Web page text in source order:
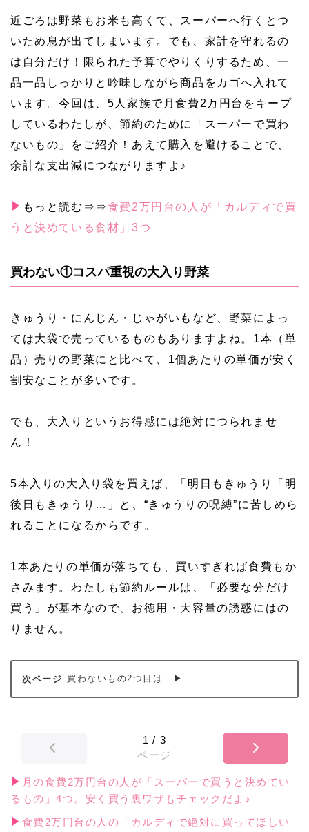
近ごろは野菜もお米も高くて、スーパーへ行くとつ
いため息が出てしまいます。でも、家計を守れるの
は自分だけ！限られた予算でやりくりするため、一
品一品しっかりと吟味しながら商品をカゴへ入れて
います。今回は、5人家族で月食費2万円台をキープ
しているわたしが、節約のために「スーパーで買わ
ないもの」をご紹介！あえて購入を避けることで、
余計な支出減につながりますよ♪
もっと読む⇒⇒食費2万円台の人が「カルディで買
うと決めている食材」3つ
買わない①コスパ重視の大入り野菜
きゅうり・にんじん・じゃがいもなど、野菜によっ
ては大袋で売っているものもありますよね。1本（単
品）売りの野菜にと比べて、1個あたりの単価が安く
割安なことが多いです。
でも、大入りというお得感には絶対につられませ
ん！
5本入りの大入り袋を買えば、「明日もきゅうり「明
後日もきゅうり…」と、“きゅうりの呪縛”に苦しめら
れることになるからです。
1本あたりの単価が落ちても、買いすぎれば食費もか
さみます。わたしも節約ルールは、「必要な分だけ
買う」が基本なので、お徳用・大容量の誘惑にはの
りません。
買わないもの2つ目は…▶
1 / 3
ページ
月の食費2万円台の人が「スーパーで買うと決めてい
るもの」4つ。安く買う裏ワザもチェックだよ♪
食費2万円台の人の「カルディで絶対に買ってほしい